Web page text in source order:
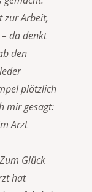
zur Arbeit,
da denkt
den
plötzlich
mir gesagt:
Arzt
Glück
hat